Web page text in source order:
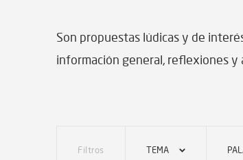
Son propuestas lúdicas y de
información general, reflexiones y
Filtros TEMA